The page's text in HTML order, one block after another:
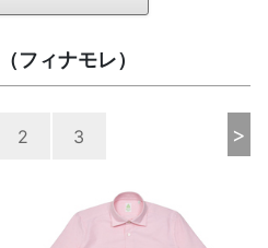
フィナモレ）
>
2 3